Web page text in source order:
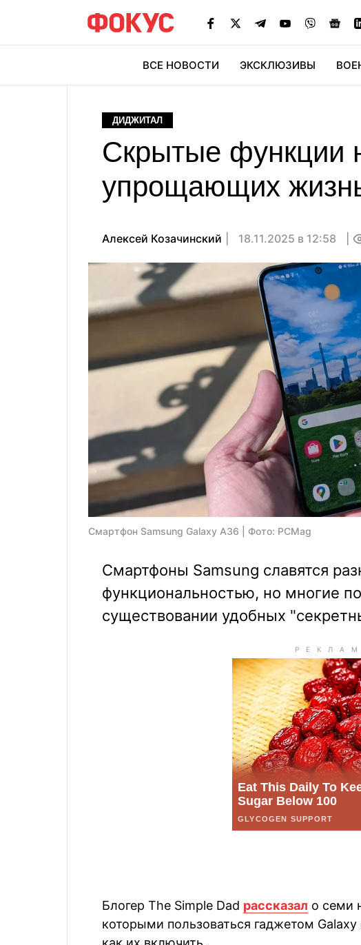
ВСЕ НОВОСТИ ЭКСКЛЮЗИВЫ
ДИДЖИТАЛ
Cкрытые функции
упрощающих
Алексей Козачинский 18.11.2025 в 12:58
Смартфон Samsung Galaxy A36 | Фото: PCMag
Смартфоны Samsung славятся
функциональностью, но многие
существовании удобных
Блогер The Simple Dad рассказал о семи
которыми пользоваться гаджетом